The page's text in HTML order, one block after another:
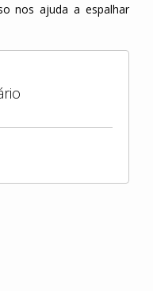
nos ajuda a espalhar